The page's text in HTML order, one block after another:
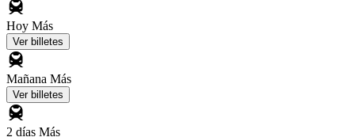
Hoy Más
Ver billetes
Mañana Más
Ver billetes
2 días Más